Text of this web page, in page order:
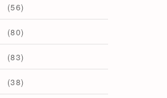
(56)
(80)
(83)
(38)